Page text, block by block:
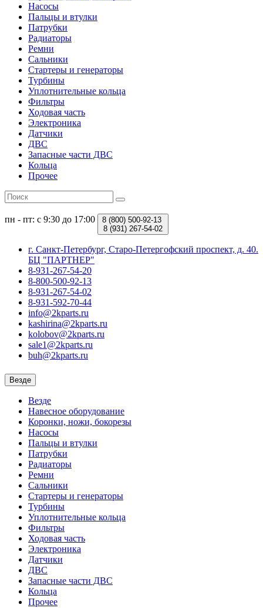
Насосы
Пальцы и втулки
Патрубки
Радиаторы
Ремни
Сальники
Стартеры и генераторы
Турбины
Уплотнительные кольца
Фильтры
Ходовая часть
Электроника
Датчики
ДВС
Запасные части ДВС
Кольца
Прочее
пн - пт: с 9:30 до 17:00 8 (800) 500-92-13
8 (931) 267-54-02
г. Санкт-Петербург, Старо-Петергофский проспект, д. 40.
БЦ "ПАРТНЕР"
8-931-267-54-20
8-800-500-92-13
8-931-267-54-02
8-931-592-70-44
info@2kparts.ru
kashirina@2kparts.ru
kolobov@2kparts.ru
sale1@2kparts.ru
buh@2kparts.ru
Везде
Везде
Навесное оборудование
Коронки, ножи, бокорезы
Насосы
Пальцы и втулки
Патрубки
Радиаторы
Ремни
Сальники
Стартеры и генераторы
Турбины
Уплотнительные кольца
Фильтры
Ходовая часть
Электроника
Датчики
ДВС
Запасные части ДВС
Кольца
Прочее